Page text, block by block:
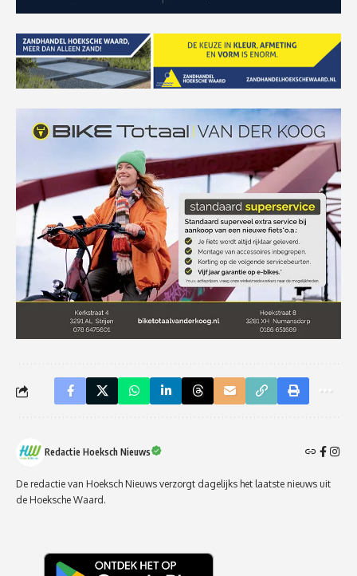
Redactie Hoeksch Nieuws
De redactie van Hoeksch Nieuws verzorgt dagelijks het laatste nieuws uit
de Hoeksche Waard.